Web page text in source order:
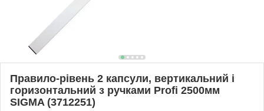
Правило-рівень 2 капсули, вертикальний і
горизонтальний з ручками Profi 2500мм
SIGMA (3712251)